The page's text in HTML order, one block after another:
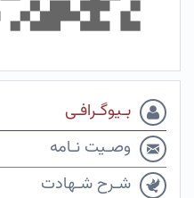
بـیوگـرافـی
وصـیت نـامه
شـرح شـهادت